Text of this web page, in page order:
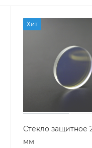
Хит
Стекло защитное
мм